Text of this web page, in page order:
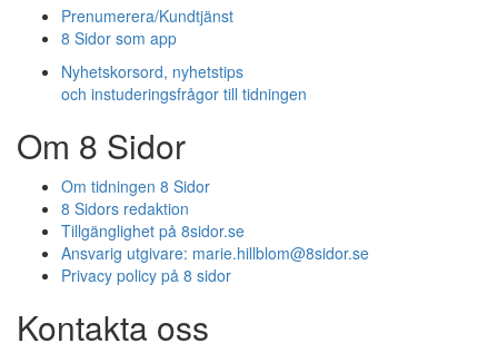
Prenumerera/Kundtjänst
8 Sidor som app
Nyhetskorsord, nyhetstips
och instuderingsfrågor till tidningen
Om 8 Sidor
Om tidningen 8 Sidor
8 Sidors redaktion
Tillgänglighet på 8sidor.se
Ansvarig utgivare: marie.hillblom@8sidor.se
Privacy policy på 8 sidor
Kontakta oss